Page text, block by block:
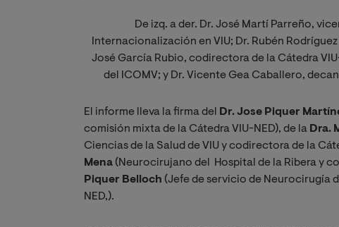
De izq. a der. Dr. José Martí Parreño,
Internacionalización en VIU; Dr. Rubén
José García Rubio, codirectora de la Cátedra
del ICOMV; y Dr. Vicente Gea Caballero,
El informe lleva la firma del Dr. Jose Piquer
comisión mixta de la Cátedra VIU-NED), de la Dra.
Ciencias de la Salud de VIU y codirectora de la
Mena (Neurocirujano del Hospital de la Ribera y
Piquer Belloch (Jefe de servicio de Neurocirugía
NED,).